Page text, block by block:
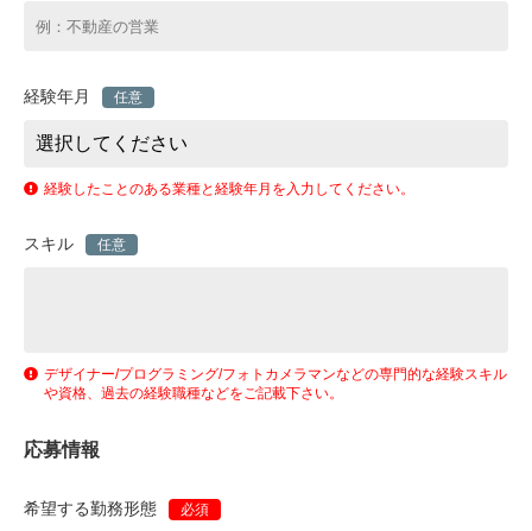
経験年月 任意
経験したことのある業種と経験年月を入力してください。
スキル 任意
デザイナー/プログラミング/フォトカメラマンなどの専門的な経験スキル
や資格、過去の経験職種などをご記載下さい。
応募情報
希望する勤務形態 必須